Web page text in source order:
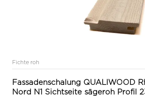
Fichte roh
Fassadenschalung QUALIWOOD
Nord N1 Sichtseite sägeroh Profil